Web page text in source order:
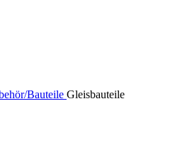
Bauteile Gleisbauteile